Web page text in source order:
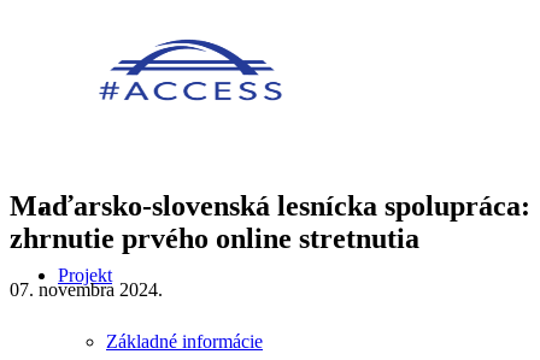
Projekt
Základné informácie
Maďarsko-slovenská lesnícka spolupráca:
zhrnutie prvého online stretnutia
07. novembra 2024.